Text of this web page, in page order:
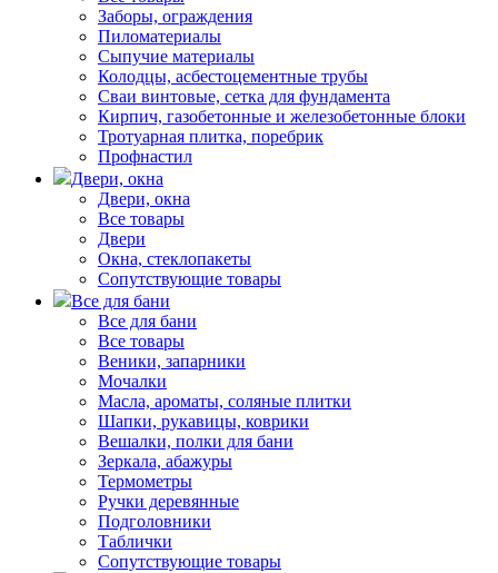
Заборы, ограждения
Пиломатериалы
Сыпучие материалы
Колодцы, асбестоцементные трубы
Сваи винтовые, сетка для фундамента
Кирпич, газобетонные и железобетонные блоки
Тротуарная плитка, поребрик
Профнастил
Двери, окна
Двери, окна
Все товары
Двери
Окна, стеклопакеты
Сопутствующие товары
Все для бани
Все для бани
Все товары
Веники, запарники
Мочалки
Масла, ароматы, соляные плитки
Шапки, рукавицы, коврики
Вешалки, полки для бани
Зеркала, абажуры
Термометры
Ручки деревянные
Подголовники
Таблички
Сопутствующие товары